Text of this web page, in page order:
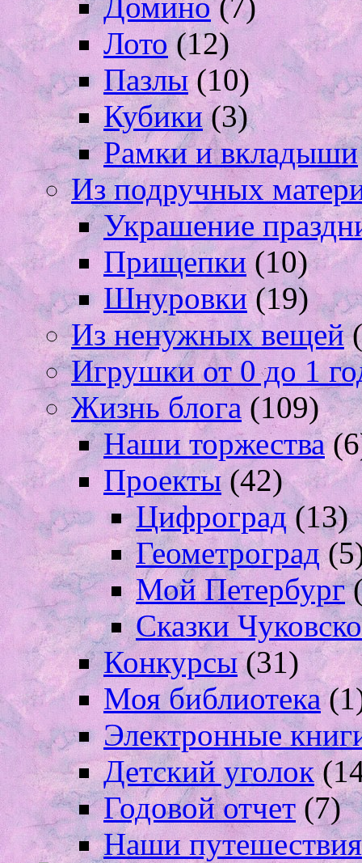
Лото(12)
Пазлы(10)
Кубики(3)
Рамки и вкладыши
Из подручных
Украшение
Прищепки(10)
Шнуровки(19)
Из ненужных вещей
Игрушки от 0 до 1
Жизнь блога(109)
Наши торжества
Проекты(42)
Цифроград(13)
Геометроград
Мой Петербург
Сказки
Конкурсы(31)
Моя библиотека
Электронные
Детский уголок
Годовой отчет (7)
Наши путешествия